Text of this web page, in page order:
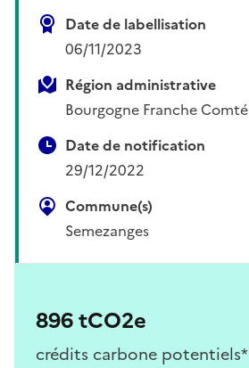
Date de labellisation
06/11/2023
Région administrative
Bourgogne Franche Comté
Date de notification
29/12/2022
Commune(s)
Semezanges
896 tCO2e
crédits carbone potentiels*